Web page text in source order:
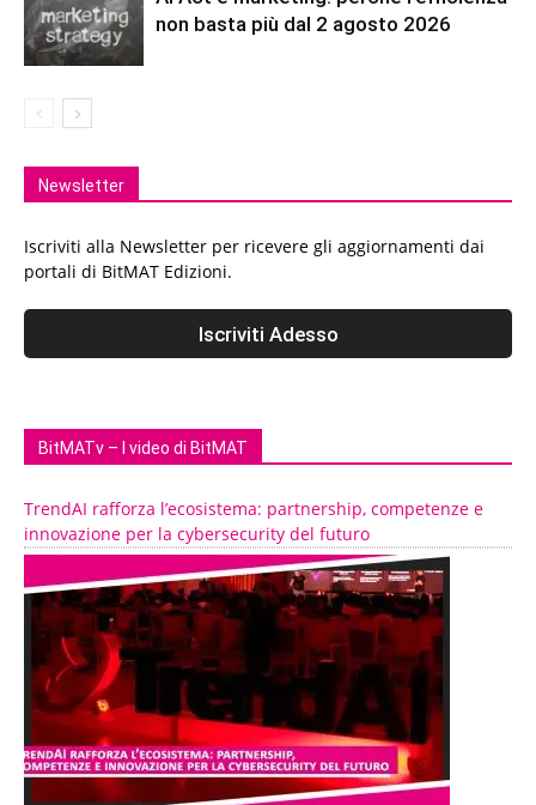
non basta più dal 2 agosto 2026
Newsletter
Iscriviti alla Newsletter per ricevere gli aggiornamenti dai
portali di BitMAT Edizioni.
BitMATv – I video di BitMAT
TrendAI rafforza l’ecosistema: partnership, competenze e
innovazione per la cybersecurity del futuro